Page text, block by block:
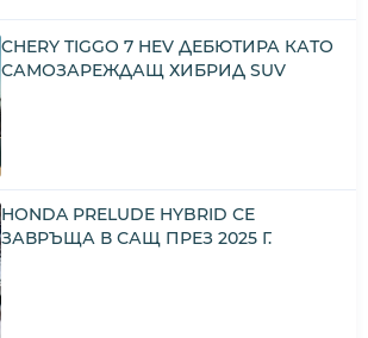
CHERY TIGGO 7 HEV ДЕБЮТИРА КАТО
САМОЗАРЕЖДАЩ ХИБРИД SUV
HONDA PRELUDE HYBRID СЕ
ЗАВРЪЩА В САЩ ПРЕЗ 2025 Г.